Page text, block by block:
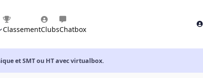
ClassementClubsChatbox
et SMT ou HT avec virtualbox.